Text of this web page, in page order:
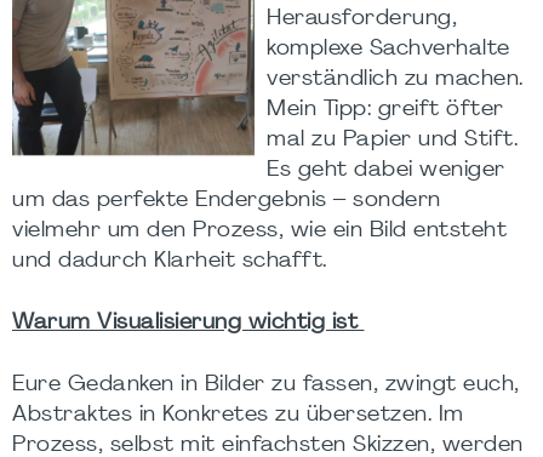
Herausforderung,
komplexe Sachverhalte
verständlich zu machen.
Mein Tipp: greift öfter
mal zu Papier und Stift.
Es geht dabei weniger
um das perfekte Endergebnis – sondern
vielmehr um den Prozess, wie ein Bild entsteht
und dadurch Klarheit schafft.
Warum Visualisierung wichtig ist
Eure Gedanken in Bilder zu fassen, zwingt euch,
Abstraktes in Konkretes zu übersetzen. Im
Prozess, selbst mit einfachsten Skizzen, werden